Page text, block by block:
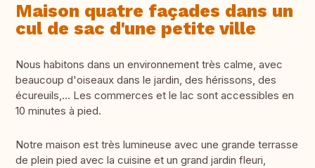
Maison quatre façades dans un
cul de sac d'une petite ville
Nous habitons dans un environnement très calme, avec
beaucoup d'oiseaux dans le jardin, des hérissons, des
écureuils,... Les commerces et le lac sont accessibles en
10 minutes à pied.
Notre maison est très lumineuse avec une grande terrasse
de plein pied avec la cuisine et un grand jardin fleuri,